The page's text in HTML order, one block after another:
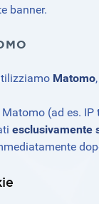
banner.
Matomo
(ad es.
esclusivamente